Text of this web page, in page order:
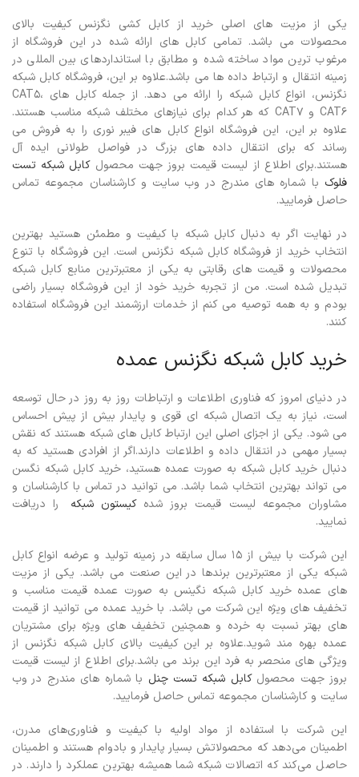
یکی از مزیت های اصلی خرید از کابل کشی نگزنس کیفیت بالای
محصولات می باشد. تمامی کابل های ارائه شده در این فروشگاه از
مرغوب ترین مواد ساخته شده و مطابق با استانداردهای بین المللی در
زمینه انتقال و ارتباط داده ها می باشد.علاوه بر این، فروشگاه کابل شبکه
نگزنس، انواع کابل شبکه را ارائه می دهد. از جمله کابل های CAT5،
CAT6 و CAT7 که هر کدام برای نیازهای مختلف شبکه مناسب هستند.
علاوه بر این، این فروشگاه انواع کابل های فیبر نوری را به فروش می
رساند که برای انتقال داده های بزرگ در فواصل طولانی ایده آل
هستند.برای اطلاع از لیست قیمت بروز جهت محصول کابل شبکه تست
فلوک با شماره های مندرج در وب سایت و کارشناسان مجموعه تماس
حاصل فرمایید.
در نهایت اگر به دنبال کابل شبکه با کیفیت و مطمئن هستید بهترین
انتخاب خرید از فروشگاه کابل شبکه نگزنس است. این فروشگاه با تنوع
محصولات و قیمت های رقابتی به یکی از معتبرترین منابع کابل شبکه
تبدیل شده است. من از تجربه خرید خود از این فروشگاه بسیار راضی
بودم و به همه توصیه می کنم از خدمات ارزشمند این فروشگاه استفاده
کنند.
خرید کابل شبکه نگزنس عمده
در دنیای امروز که فناوری اطلاعات و ارتباطات روز به روز در حال توسعه
است، نیاز به یک اتصال شبکه ای قوی و پایدار بیش از پیش احساس
می شود. یکی از اجزای اصلی این ارتباط کابل های شبکه هستند که نقش
بسیار مهمی در انتقال داده و اطلاعات دارند.اگر از افرادی هستید که به
دنبال خرید کابل شبکه به صورت عمده هستید، خرید کابل شبکه نگسن
می تواند بهترین انتخاب شما باشد. می توانید در تماس با کارشناسان و
مشاوران مجموعه لیست قیمت بروز شدهکیستون شبکه
را دریافت
نمایید.
این شرکت با بیش از 15 سال سابقه در زمینه تولید و عرضه انواع کابل
شبکه یکی از معتبرترین برندها در این صنعت می باشد. یکی از مزیت
های عمده خرید کابل شبکه نگینس به صورت عمده قیمت مناسب و
تخفیف های ویژه این شرکت می باشد. با خرید عمده می توانید از قیمت
های بهتر نسبت به خرده و همچنین تخفیف های ویژه برای مشتریان
عمده بهره مند شوید.علاوه بر این کیفیت بالای کابل شبکه نگزنس از
ویژگی های منحصر به فرد این برند می باشد.برای اطلاع از لیست قیمت
بروز جهت محصولکابل شبکه تست چنل با شماره های مندرج در وب
سایت و کارشناسان مجموعه تماس حاصل فرمایید.
این شرکت با استفاده از مواد اولیه با کیفیت و فناوری‌های مدرن،
اطمینان می‌دهد که محصولاتش بسیار پایدار و بادوام هستند و اطمینان
حاصل می‌کند که اتصالات شبکه شما همیشه بهترین عملکرد را دارند. در